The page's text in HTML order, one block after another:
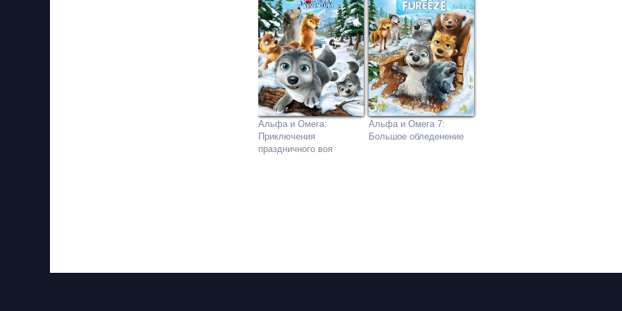
Альфа и Омега:
Приключения
праздничного воя
Альфа и Омега 7:
Большое обледенение